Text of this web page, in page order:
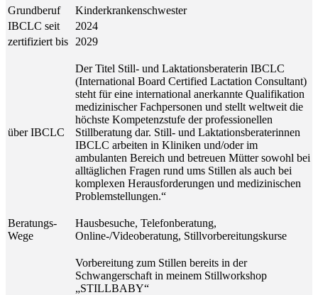
Grundberuf
Kinderkrankenschwester
IBCLC seit
2024
zertifiziert bis
2029
über IBCLC
Der Titel Still- und Laktationsberaterin IBCLC
(International Board Certified Lactation Consultant)
steht für eine international anerkannte Qualifikation
medizinischer Fachpersonen und stellt weltweit die
höchste Kompetenzstufe der professionellen
Stillberatung dar. Still- und Laktationsberaterinnen
IBCLC arbeiten in Kliniken und/oder im
ambulanten Bereich und betreuen Mütter sowohl bei
alltäglichen Fragen rund ums Stillen als auch bei
komplexen Herausforderungen und medizinischen
Problemstellungen.“
Beratungs-
Wege
Hausbesuche, Telefonberatung,
Online-/Videoberatung, Stillvorbereitungskurse
Vorbereitung zum Stillen bereits in der
Schwangerschaft in meinem Stillworkshop
„STILLBABY“